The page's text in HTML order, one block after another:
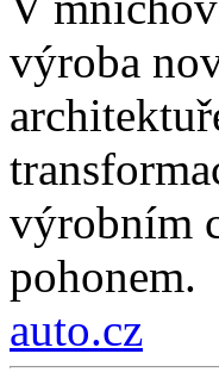
výroba
výrobním
pohonem.
auto.cz